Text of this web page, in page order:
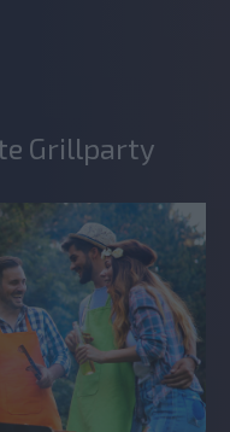
Grillparty